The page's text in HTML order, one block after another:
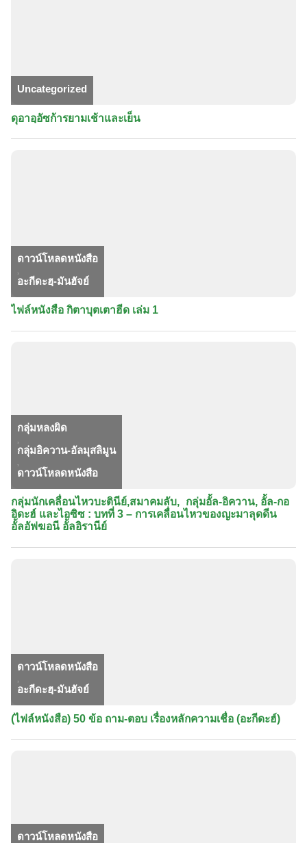
Uncategorized
ดุอาอฺอัซก้ารยามเช้าและเย็น
ดาวน์โหลดหนังสือ
อะกีดะฮฺ-มันฮัจย์
ไฟล์หนังสือ กิตาบุตเตาฮีด เล่ม 1
กลุ่มหลงผิด
,
กลุ่มอิควาน-อัลมุสลิมูน
ดาวน์โหลดหนังสือ
กลุ่มนักเคลื่อนไหวบะตินีย์​,สมาคมลับ, กลุ่มอั้ล-อิควาน, อั้ล-กอ
อิดะฮ์ และไอซิซ : บทที่ 3 – การเคลื่อนไหวของญะมาลุดดีน
อั้ลอัฟฆอนี อั้ลอิรานีย์
ดาวน์โหลดหนังสือ
,
อะกีดะฮฺ-มันฮัจย์
(ไฟล์หนังสือ) 50 ข้อ ถาม-ตอบ เรื่องหลักความเชื่อ (อะกีดะฮ์)
ดาวน์โหลดหนังสือ